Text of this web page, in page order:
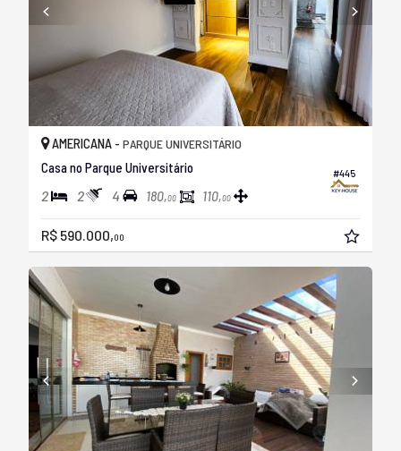
#445
AMERICANA - PARQUE UNIVERSITÁRIO
Casa no Parque Universitário
2 2 4 180,00 110,00
R$ 590.000,00